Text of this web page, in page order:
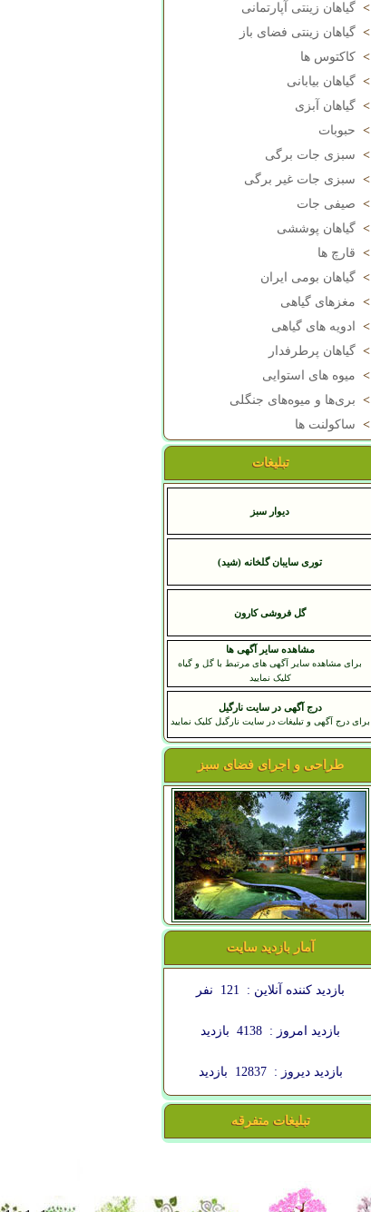
> گیاهان زینتی آپارتمانی
> گیاهان زینتی فضای باز
> کاکتوس ها
> گیاهان بیابانی
> گیاهان آبزی
> حبوبات
> سبزی جات برگی
> سبزی جات غیر برگی
> صیفی جات
> گیاهان پوششی
> قارچ ها
> گیاهان بومی ایران
> مغزهای گیاهی
>
ادویه های گیاهی
> گیاهان پرطرفدار
> میوه های استوایی
> بری‌ها و میوه‌های جنگلی
> ساکولنت ها
تبلیغات
دیوار سبز
توری سایبان گلخانه (شید)
گل فروشی کارون
مشاهده سایر آگهی ها
برای مشاهده سایر آگهی های مرتبط با گل و گیاه
کلیک نمایید
درج آگهی در سایت نارگیل
برای درج آگهی و تبلیغات در سایت نارگیل کلیک نمایید
طراحی و اجرای فضای سبز
آمار بازدید سایت
بازدید کننده آنلاین : 121 نفر
بازدید امروز : 4138 بازدید
بازدید دیروز : 12837 بازدید
تبلیغات متفرقه